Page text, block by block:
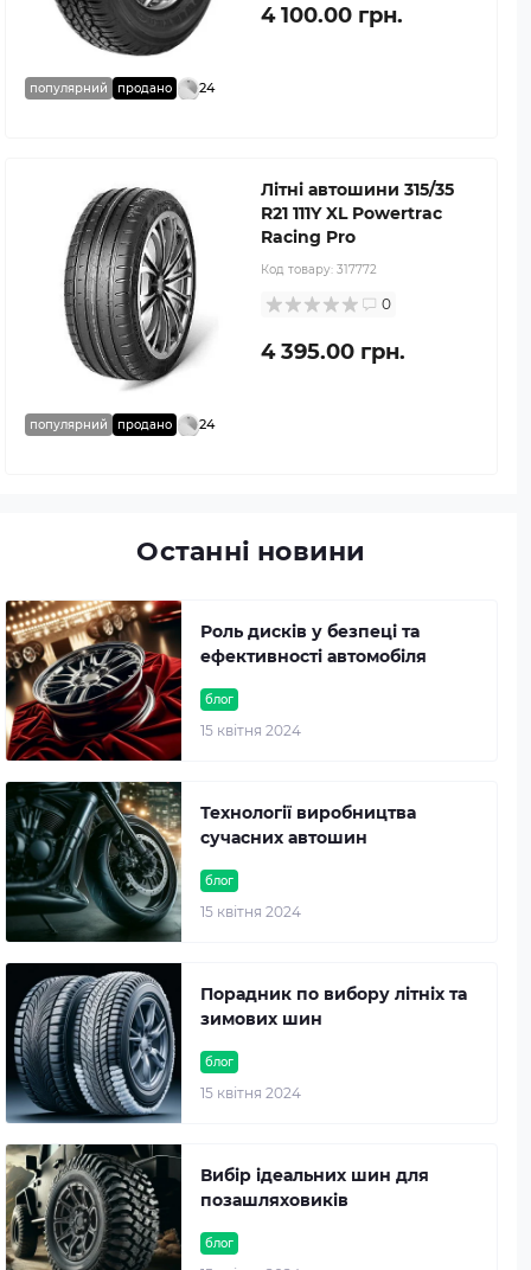
популярний продано 24
4 100.00 грн.
популярний продано 24
Літні автошини 315/35
R21 111Y XL Powertrac
Racing Pro
Код товару: 317772
0
4 395.00 грн.
Останні новини
блог
15 квітня 2024
Роль дисків у безпеці та
ефективності автомобіля
блог
15 квітня 2024
Технології виробництва
сучасних автошин
блог
15 квітня 2024
Порадник по вибору літніх та
зимових шин
блог
Вибір ідеальних шин для
позашляховиків